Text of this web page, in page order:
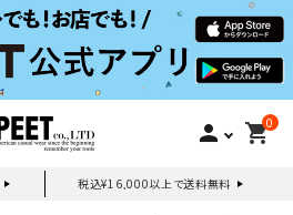
person 0
shopping_cart
税込¥16,000以上で送料無料